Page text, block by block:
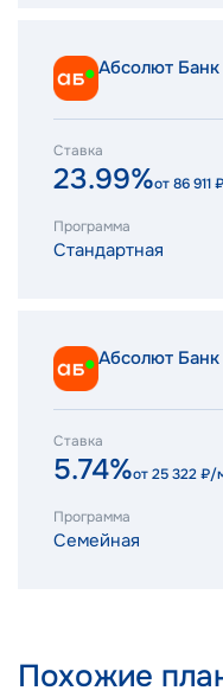
Абсолют Банк
Ставка
23.99%от86 911
Программа
Стандартная
Абсолют Банк
Ставка
5.74%от25 322₽/
Программа
Семейная
Похожие